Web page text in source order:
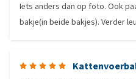
Iets anders dan op foto. Ook
bakje(in beide bakjes). Verder